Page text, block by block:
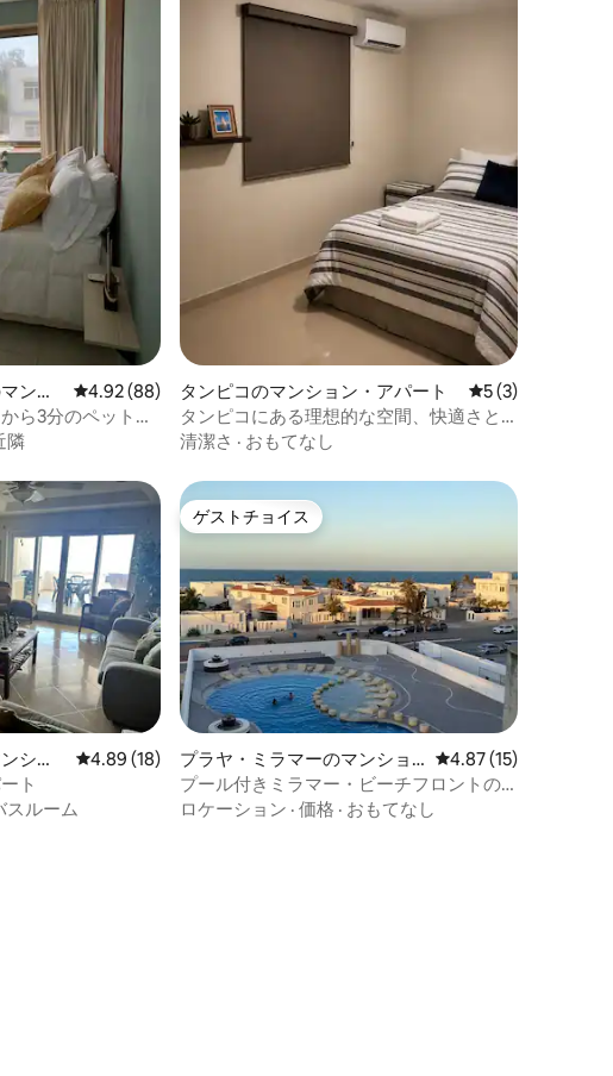
均評価
ンシ
レビュー88件、5つ星中4.92つ星の平均評価
4.92 (88)
ら3分のペットフ
隣
タンピコのマンション・アパート レビュー3件、5
5 (3)
タンピコにある理想的な空間、快適さと
プライバシー。
清潔さ · おもてなし
均評価
ショ
レビュー18件、5つ星中4.89つ星の平均評価
4.89 (18)
ト
スルーム
ゲストチョイス
ゲストチョイス
プラヤ・ミラマーのマンショ
ン・アパート
レビュー15件、5つ
4.87 (15)
プール付きミラマー・ビーチフロントの
アパートメント
ロケーション · 価格 · おもてなし